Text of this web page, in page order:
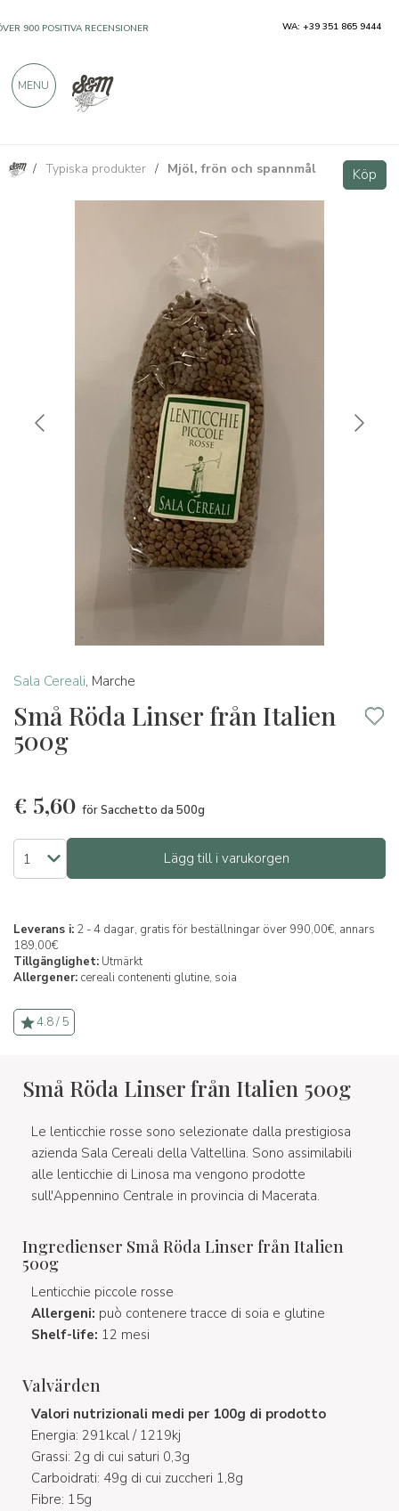
/ Typiska produkter / Mjöl, frön och spannmål Köp
Sala Cereali, Marche
Små Röda Linser från Italien
500g
€ 5,60 för Sacchetto da 500g
Lägg till i varukorgen
Leverans i: 2 - 4 dagar, gratis för beställningar över 990,00€, annars
189,00€
Tillgänglighet: Utmärkt
Allergener: cereali contenenti glutine, soia
4.8 / 5
Små Röda Linser från Italien 500g
Le lenticchie rosse sono selezionate dalla prestigiosa
azienda Sala Cereali della Valtellina. Sono assimilabili
alle lenticchie di Linosa ma vengono prodotte
sull'Appennino Centrale in provincia di Macerata.
Ingredienser Små Röda Linser från Italien
500g
Lenticchie piccole rosse
Allergeni: può contenere tracce di soia e glutine
Shelf-life: 12 mesi
Valvärden
Valori nutrizionali medi per 100g di prodotto
Energia: 291kcal / 1219kj
Grassi: 2g di cui saturi 0,3g
Carboidrati: 49g di cui zuccheri 1,8g
Fibre: 15g
Små Röda Linser från Italien 500g Köp
900 POSITIVA RECENSIONER WA: +39 351 865 9444
MENU